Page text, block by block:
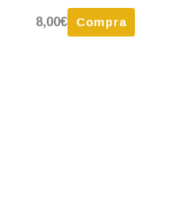
8,00€ Compra